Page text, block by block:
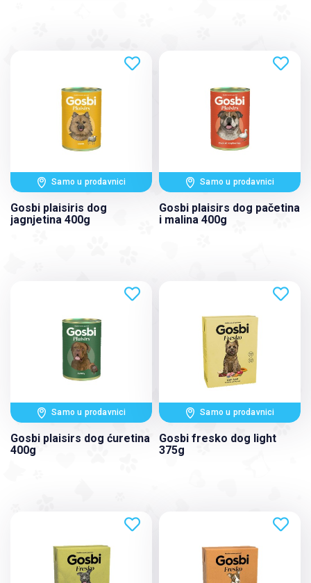
Samo u prodavnici
Gosbi plaisiris dog
jagnjetina 400g
Samo u prodavnici
Gosbi plaisirs dog pačetina
i malina 400g
Samo u prodavnici
Gosbi plaisirs dog ćuretina
400g
Samo u prodavnici
Gosbi fresko dog light
375g